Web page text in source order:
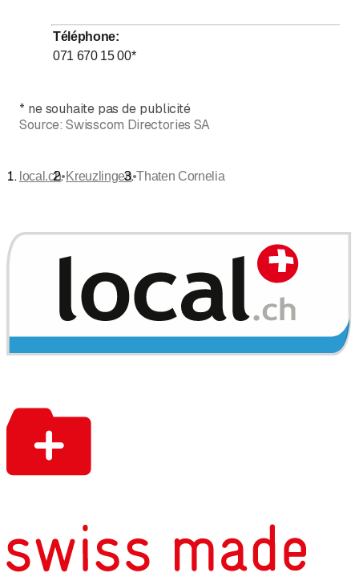
Téléphone:
071 670 15 00*
* ne souhaite pas de publicité
Source: Swisscom Directories SA
local.ch•Kreuzlingen•Thaten Cornelia